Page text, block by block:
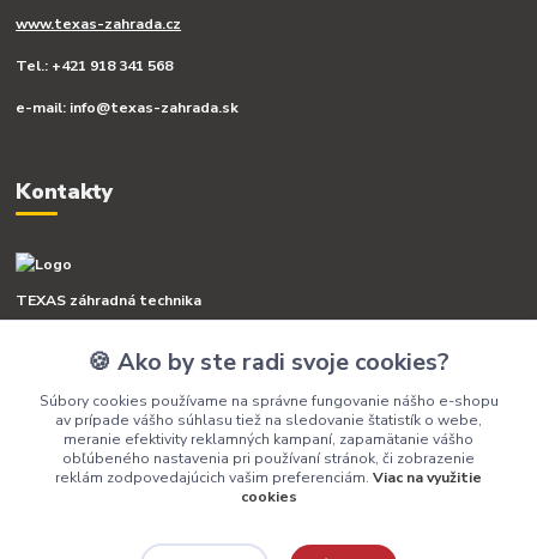
www.texas-zahrada.cz
Tel.: +421 918 341 568
e-mail: info@texas-zahrada.sk
Kontakty
TEXAS záhradná technika
+421 918 341 568
info@texas-zahrada.sk
🍪 Ako by ste radi svoje cookies?
Súbory cookies používame na správne fungovanie nášho e-shopu
av prípade vášho súhlasu tiež na sledovanie štatistík o webe,
meranie efektivity reklamných kampaní, zapamätanie vášho
obľúbeného nastavenia pri používaní stránok, či zobrazenie
reklám zodpovedajúcich vašim preferenciám. Viac na využitie
cookies